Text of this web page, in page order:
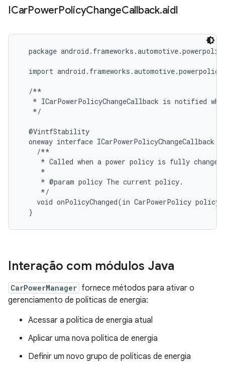
ICarPowerPolicyChangeCallback.aidl
package
import
  /**
* ICarPowerPolicyChangeCallback is notified
   */
  @VintfStability
  oneway interface ICarPowerPolicyChangeCallback {
    /**
* Called when a power policy is fully
     *
     * @param policy The current policy.
     */
void onPolicyChanged(in CarPowerPolicy
Interação com módulos Java
CarPowerManager fornece métodos para ativar o
gerenciamento de políticas de energia:
Acessar a política de energia atual
Aplicar uma nova política de energia
Definir um novo grupo de políticas de energia